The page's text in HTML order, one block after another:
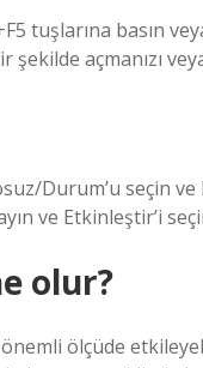
tuşlarına basın
açmanızı
Durum’u seçin ve
ve Etkinleştir’i
olur?
ölçüde